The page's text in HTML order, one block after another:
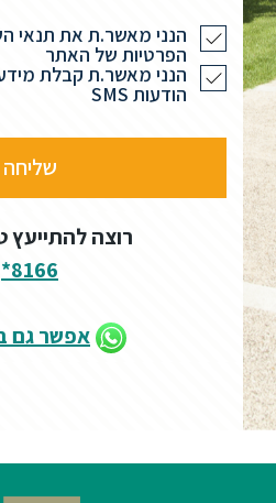
הנני מאשר.ת את תנאי
הפרטיות של האתר
הנני מאשר.ת קבלת
הודעות SMS
רוצה להתייעץ
8166*
אפשר גם